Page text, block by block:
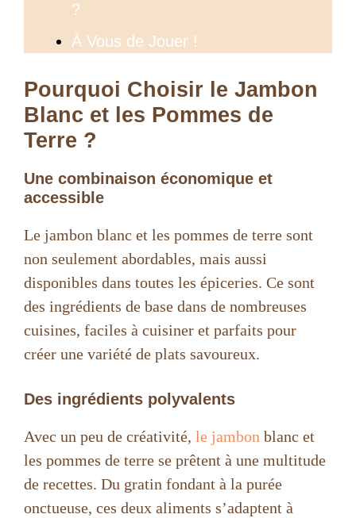
?
À Vous de Jouer !
Pourquoi Choisir le Jambon
Blanc et les Pommes de
Terre ?
Une combinaison économique et
accessible
Le jambon blanc et les pommes de terre sont
non seulement abordables, mais aussi
disponibles dans toutes les épiceries. Ce sont
des ingrédients de base dans de nombreuses
cuisines, faciles à cuisiner et parfaits pour
créer une variété de plats savoureux.
Des ingrédients polyvalents
Avec un peu de créativité, le jambon blanc et
les pommes de terre se prêtent à une multitude
de recettes. Du gratin fondant à la purée
onctueuse, ces deux aliments s’adaptent à